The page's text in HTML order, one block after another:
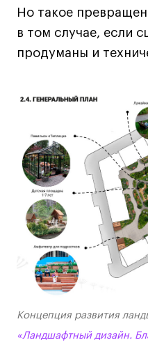
О школе
Лицензии и
Для прессы
Ресурсы
Партнеры
Связи с индустрией
Вакансии
Контакты
Поступающим
Но такое
в том случае, если
продуманы и
Концепция развития
«Ландшафтный дизайн.